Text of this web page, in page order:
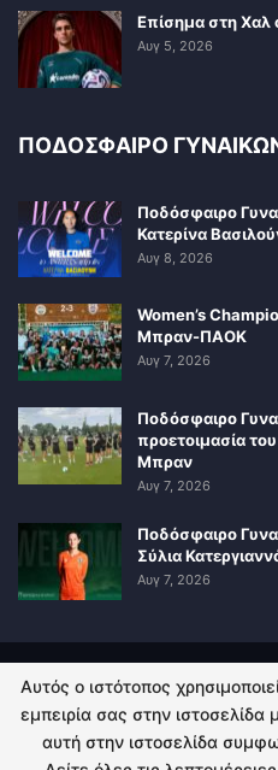
Επίσημα στη Χαλ
Αυγ 5, 2026
ΠΟΔΟΣΦΑΙΡΟ
Ποδόσφαιρο
Κατερίνα
Αυγ 8, 2026
Women’s
Μπραν-ΠΑΟΚ
Αυγ 7, 2026
Ποδόσφαιρο
προετοιμασία
Μπραν
Αυγ 7, 2026
Ποδόσφαιρο
Σύλια
Αυγ 7, 2026
ΠΟΛΙΤΙΚΗ
© 2026 -
Αυτός ο ιστότοπος
εμπειρία σας στην
αυτή στην ιστοσελίδα